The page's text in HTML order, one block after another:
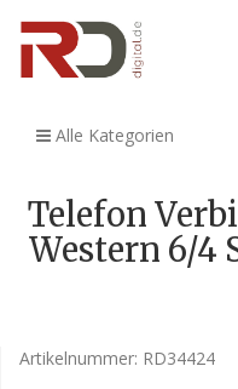
Alle Kategorien
Telefon
Western 6/4
Artikelnummer: RD34424